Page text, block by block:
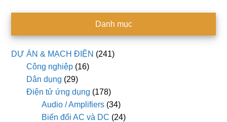
Danh mục
DỰ ÁN & MẠCH ĐIỆN (241)
Công nghiệp (16)
Dân dụng (29)
Điện tử ứng dụng (178)
Audio / Amplifiers (34)
Biến đổi AC và DC (24)